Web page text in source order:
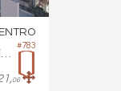
#783
06